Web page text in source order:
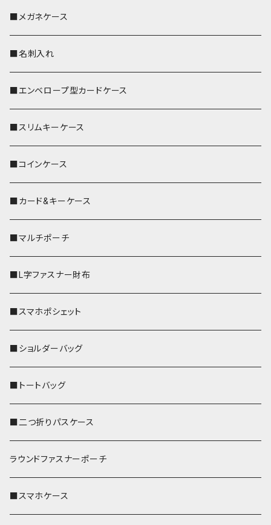
■メガネケース
■名刺入れ
■エンベロープ型カードケース
■スリムキーケース
■コインケース
■カード&キーケース
■マルチポーチ
■L字ファスナー財布
■スマホポシェット
■ショルダーバッグ
■トートバッグ
■二つ折りパスケース
ラウンドファスナーポーチ
■スマホケース